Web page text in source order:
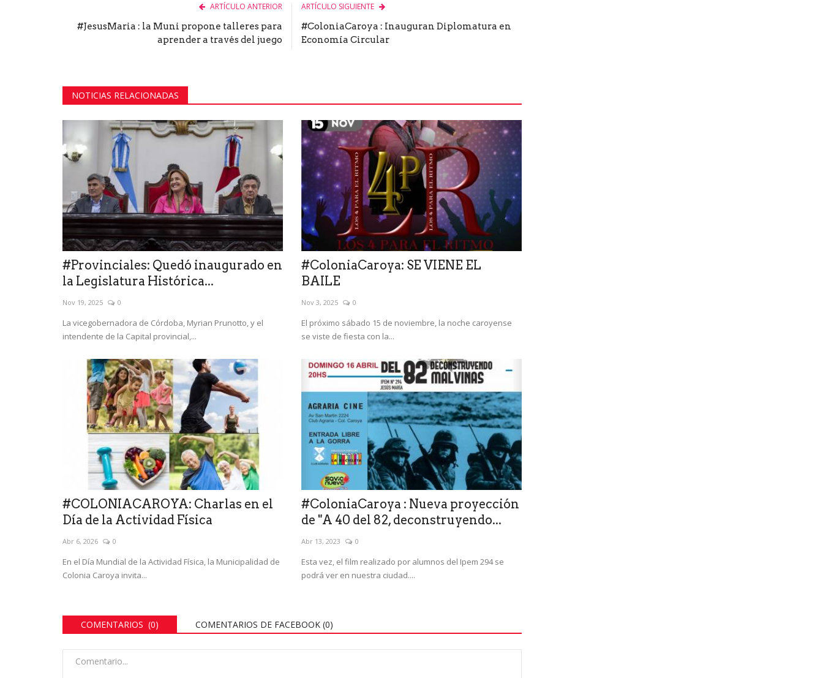
ARTÍCULO ANTERIOR
#JesusMaria : la Muni propone talleres para
aprender a través del juego
ARTÍCULO SIGUIENTE
#ColoniaCaroya : Inauguran Diplomatura en
Economía Circular
NOTICIAS RELACIONADAS
#Provinciales: Quedó inaugurado en
la Legislatura Histórica...
Nov 19, 2025 0
La vicegobernadora de Córdoba, Myrian Prunotto, y el
intendente de la Capital provincial,...
#ColoniaCaroya: SE VIENE EL
BAILE
Nov 3, 2025 0
El próximo sábado 15 de noviembre, la noche caroyense
se viste de fiesta con la...
#COLONIACAROYA: Charlas en el
Día de la Actividad Física
Abr 6, 2026 0
En el Día Mundial de la Actividad Física, la Municipalidad de
Colonia Caroya invita...
#ColoniaCaroya : Nueva proyección
de "A 40 del 82, deconstruyendo...
Abr 13, 2023 0
Esta vez, el film realizado por alumnos del Ipem 294 se
podrá ver en nuestra ciudad....
COMENTARIOS (0) COMENTARIOS DE FACEBOOK (0)